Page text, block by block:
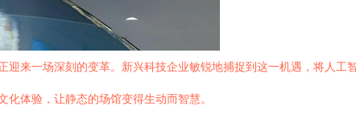
一场深刻的变革。新兴科技企业敏锐地捕捉到这一机遇，将人工
体验，让静态的场馆变得生动而智慧。